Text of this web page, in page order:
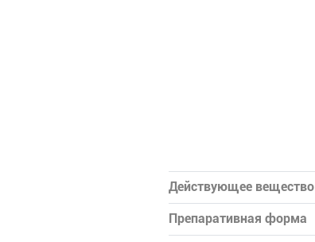
Действующее вещество
Препаративная форма